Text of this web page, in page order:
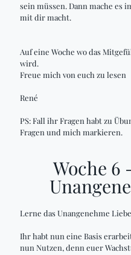
sein müssen. Dann mache es
mit dir macht.
Auf eine Woche wo das
wird.
Freue mich von euch zu lesen
René
PS: Fall ihr Fragen habt zu
Fragen und mich markieren.
Woche 6
Lerne das Unangenehme
Ihr habt nun eine Basis
nun Nutzen, denn euer